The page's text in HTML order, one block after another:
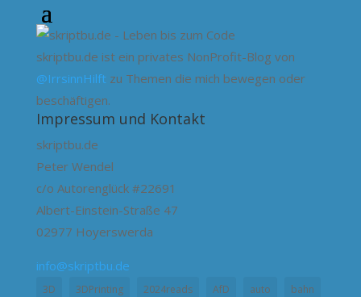
skriptbu.de ist ein privates NonProfit-Blog von
@IrrsinnHilftzu Themen die mich bewegen oder
beschäftigen.
Impressum und Kontakt
skriptbu.de
Peter Wendel
c/o Autorenglück #22691
Albert-Einstein-Straße 47
02977 Hoyerswerda
info@skriptbu.de
3D 3DPrinting 2024reads AfD auto bahn